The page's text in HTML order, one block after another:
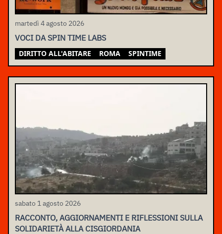
martedì 4 agosto 2026
VOCI DA SPIN TIME LABS
DIRITTO ALL'ABITARE ROMA SPINTIME
sabato 1 agosto 2026
RACCONTO, AGGIORNAMENTI E RIFLESSIONI SULLA
SOLIDARIETÀ ALLA CISGIORDANIA